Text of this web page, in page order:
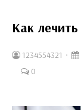
Как
1234554321
0